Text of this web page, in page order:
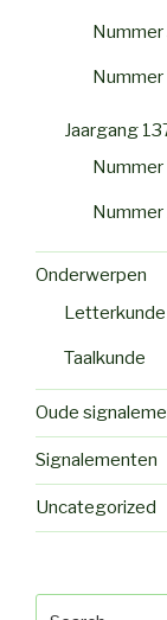
Nummer
Nummer
Jaargang
Nummer
Nummer
Onderwerpen
Letterkunde
Taalkunde
Oude
Signalementen
Uncategorized